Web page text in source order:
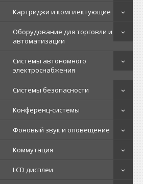
Картриджи и комплектующие
Оборудование для торговли и
автоматизации
Системы автономного
электроснабжения
Системы безопасности
Конференц-системы
Фоновый звук и оповещение
Коммутация
LCD дисплеи